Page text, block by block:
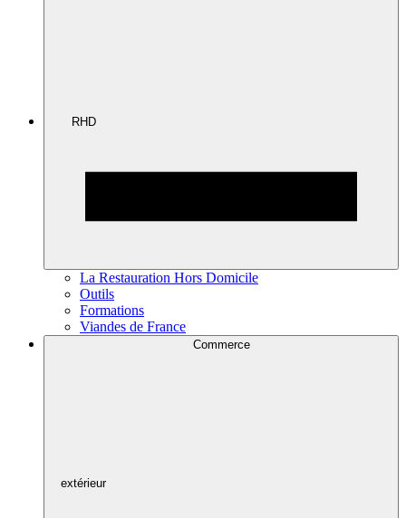
RHD
La Restauration Hors Domicile
Outils
Formations
Viandes de France
Commerce
extérieur